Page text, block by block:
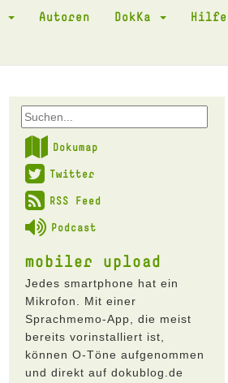
Autoren DokKa Hilfe
Dokumap
Twitter
RSS Feed
Podcast
mobiler upload
Jedes smartphone hat ein
Mikrofon. Mit einer
Sprachmemo-App, die meist
bereits vorinstalliert ist,
können O-Töne aufgenommen
und direkt auf dokublog.de